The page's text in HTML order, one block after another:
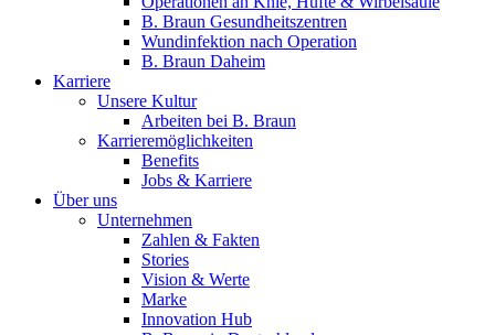
B. Braun Gesundheitszentren
Wundinfektion nach Operation
B. Braun Daheim
Karriere
Unsere Kultur
Arbeiten bei B. Braun
Karrieremöglichkeiten
Benefits
Jobs & Karriere
Über uns
Unternehmen
Zahlen & Fakten
Stories
Vision & Werte
Marke
Innovation Hub